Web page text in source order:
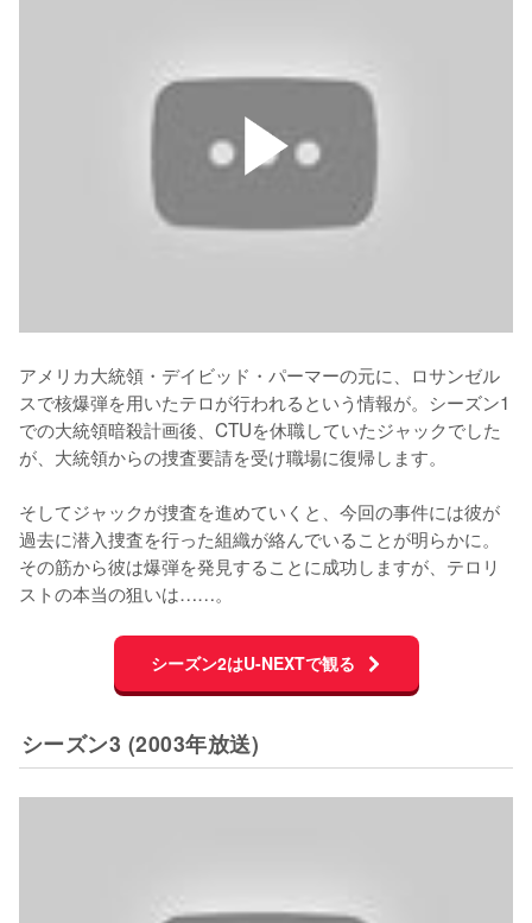
アメリカ大統領・デイビッド・パーマーの元に、ロサンゼル
スで核爆弾を用いたテロが行われるという情報が。シーズン1
での大統領暗殺計画後、CTUを休職していたジャックでした
が、大統領からの捜査要請を受け職場に復帰します。
そしてジャックが捜査を進めていくと、今回の事件には彼が
過去に潜入捜査を行った組織が絡んでいることが明らかに。
その筋から彼は爆弾を発見することに成功しますが、テロリ
ストの本当の狙いは……。
シーズン2はU-NEXTで観る
シーズン3 (2003年放送)